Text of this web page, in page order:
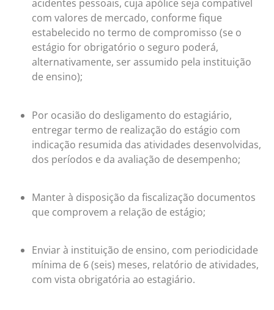
acidentes pessoais, cuja apólice seja compatível
com valores de mercado, conforme fique
estabelecido no termo de compromisso (se o
estágio for obrigatório o seguro poderá,
alternativamente, ser assumido pela instituição
de ensino);
Por ocasião do desligamento do estagiário,
entregar termo de realização do estágio com
indicação resumida das atividades desenvolvidas,
dos períodos e da avaliação de desempenho;
Manter à disposição da fiscalização documentos
que comprovem a relação de estágio;
Enviar à instituição de ensino, com periodicidade
mínima de 6 (seis) meses, relatório de atividades,
com vista obrigatória ao estagiário.